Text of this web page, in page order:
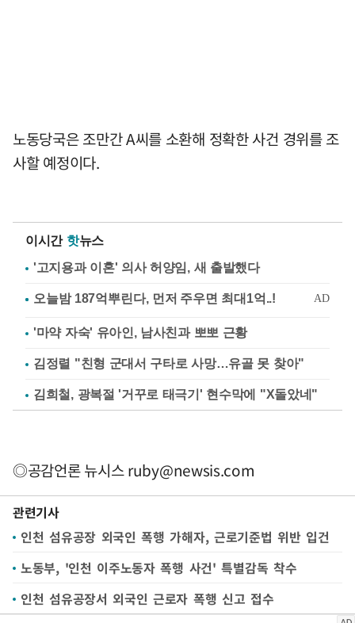
노동당국은 조만간 A씨를 소환해 정확한 사건 경위를 조
사할 예정이다.
이시간 핫뉴스
'고지용과 이혼' 의사 허양임, 새 출발했다
'마약 자숙' 유아인, 남사친과 뽀뽀 근황
김정렬 "친형 군대서 구타로 사망…유골 못 찾아"
김희철, 광복절 '거꾸로 태극기' 현수막에 "X돌았네"
◎공감언론 뉴시스ruby@newsis.com
관련기사
인천 섬유공장 외국인 폭행 가해자, 근로기준법 위반 입건
노동부, '인천 이주노동자 폭행 사건' 특별감독 착수
인천 섬유공장서 외국인 근로자 폭행 신고 접수